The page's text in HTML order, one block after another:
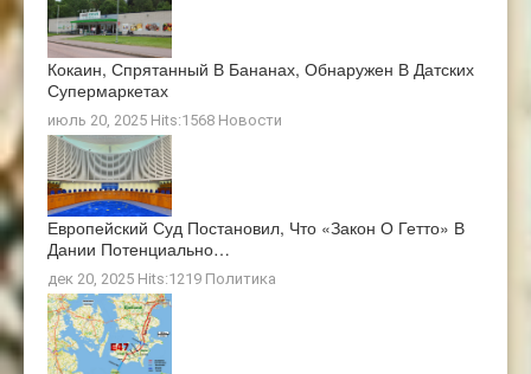
Кокаин, Спрятанный В Бананах, Обнаружен В Датских
Супермаркетах
июль 20, 2025 Hits:1568 Новости
Европейский Суд Постановил, Что «закон О Гетто» В
Дании Потенциально…
дек 20, 2025 Hits:1219 Политика